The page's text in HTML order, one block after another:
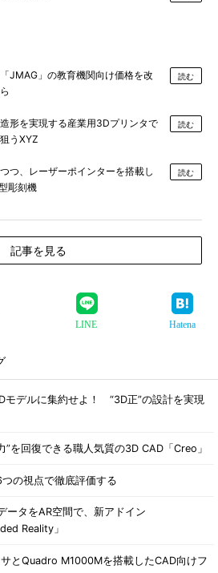
JMAG」の教育機関向け価格を改
読む
形を実現する産業用3Dプリンタで
うXYZ
読む
つ、レーザーポインターを搭載し
彫刻機
読む
記事を見る
LINE Hatena
モデルに集約せよ！ “3D正”の設計を実現
”を回復できる職人気質の3D CAD「Creo」
つの視点で徹底評価する
ータをAR空間で、新アドイン
Reality」
とQuadro M1000Mを搭載したCAD向けフ